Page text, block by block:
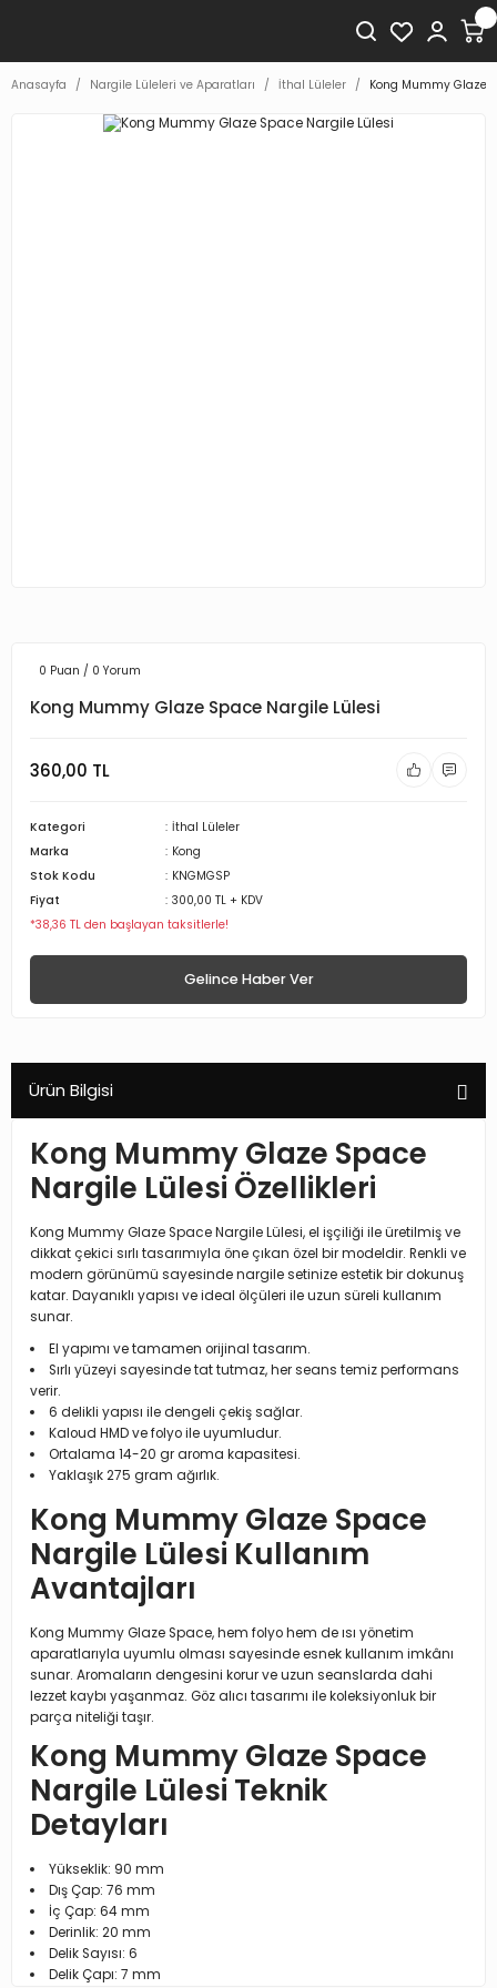
Anasayfa Nargile Lüleleri ve Aparatları İthal Lüleler Kong Mummy Glaze
0 Puan / 0 Yorum
Kong Mummy Glaze Space Nargile Lülesi
360,00 TL
Kategori
İthal Lüleler
Marka
Kong
Stok Kodu
KNGMGSP
Fiyat
300,00 TL + KDV
*38,36 TL den başlayan taksitlerle!
Gelince Haber Ver
Ürün Bilgisi
Kong Mummy Glaze Space
Nargile Lülesi Özellikleri
Kong Mummy Glaze Space Nargile Lülesi, el işçiliği ile üretilmiş ve
dikkat çekici sırlı tasarımıyla öne çıkan özel bir modeldir. Renkli ve
modern görünümü sayesinde nargile setinize estetik bir dokunuş
katar. Dayanıklı yapısı ve ideal ölçüleri ile uzun süreli kullanım
sunar.
El yapımı ve tamamen orijinal tasarım.
Sırlı yüzeyi sayesinde tat tutmaz, her seans temiz performans
verir.
6 delikli yapısı ile dengeli çekiş sağlar.
Kaloud HMD ve folyo ile uyumludur.
Ortalama 14-20 gr aroma kapasitesi.
Yaklaşık 275 gram ağırlık.
Kong Mummy Glaze Space
Nargile Lülesi Kullanım
Avantajları
Kong Mummy Glaze Space, hem folyo hem de ısı yönetim
aparatlarıyla uyumlu olması sayesinde esnek kullanım imkânı
sunar. Aromaların dengesini korur ve uzun seanslarda dahi
lezzet kaybı yaşanmaz. Göz alıcı tasarımı ile koleksiyonluk bir
parça niteliği taşır.
Kong Mummy Glaze Space
Nargile Lülesi Teknik
Detayları
Yükseklik: 90 mm
Dış Çap: 76 mm
İç Çap: 64 mm
Derinlik: 20 mm
Delik Sayısı: 6
Delik Çapı: 7 mm